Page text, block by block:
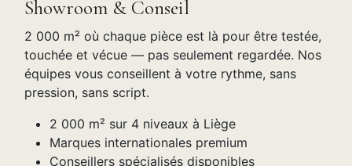
Showroom & Conseil
2 000 m² où chaque pièce est là pour être testée,
touchée et vécue — pas seulement regardée. Nos
équipes vous conseillent à votre rythme, sans
pression, sans script.
2 000 m² sur 4 niveaux à Liège
Marques internationales premium
Conseillers spécialisés disponibles